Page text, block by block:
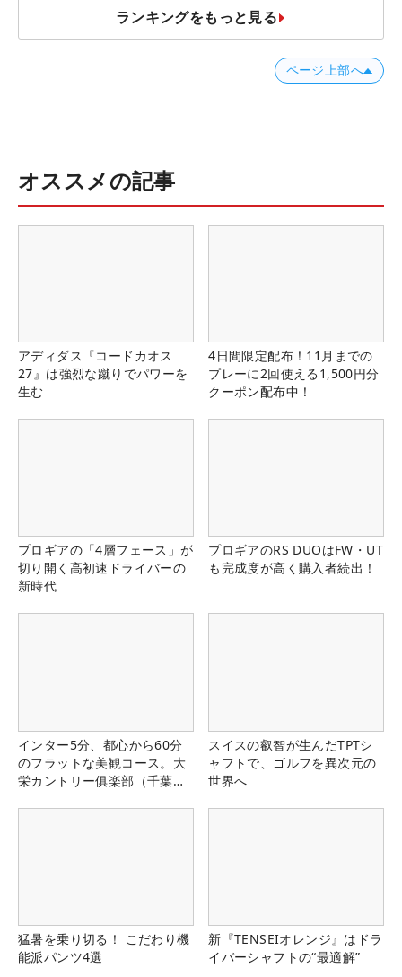
ランキングをもっと見る
ページ上部へ
オススメの記事
アディダス『コードカオス
27』は強烈な蹴りでパワーを
生む
4日間限定配布！11月までの
プレーに2回使える1,500円分
クーポン配布中！
プロギアの「4層フェース」が
切り開く高初速ドライバーの
新時代
プロギアのRS DUOはFW・UT
も完成度が高く購入者続出！
インター5分、都心から60分
のフラットな美観コース。大
栄カントリー俱楽部（千葉
スイスの叡智が生んだTPTシ
ャフトで、ゴルフを異次元の
世界へ
猛暑を乗り切る！ こだわり機
能派パンツ4選
新『TENSEIオレンジ』はドラ
イバーシャフトの“最適解”